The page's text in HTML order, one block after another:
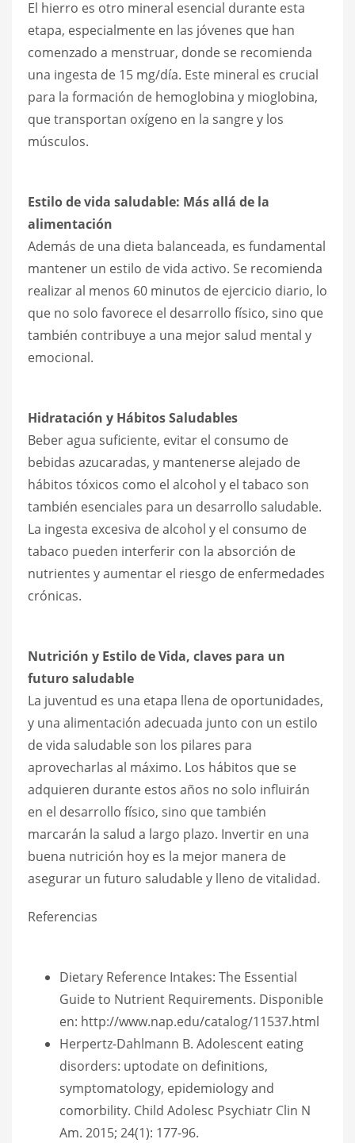
El hierro es otro mineral esencial durante esta
etapa, especialmente en las jóvenes que han
comenzado a menstruar, donde se recomienda
una ingesta de 15 mg/día. Este mineral es crucial
para la formación de hemoglobina y mioglobina,
que transportan oxígeno en la sangre y los
músculos.
Estilo de vida saludable: Más allá de la
alimentación
Además de una dieta balanceada, es fundamental
mantener un estilo de vida activo. Se recomienda
realizar al menos 60 minutos de ejercicio diario, lo
que no solo favorece el desarrollo físico, sino que
también contribuye a una mejor salud mental y
emocional.
Hidratación y Hábitos Saludables
Beber agua suficiente, evitar el consumo de
bebidas azucaradas, y mantenerse alejado de
hábitos tóxicos como el alcohol y el tabaco son
también esenciales para un desarrollo saludable.
La ingesta excesiva de alcohol y el consumo de
tabaco pueden interferir con la absorción de
nutrientes y aumentar el riesgo de enfermedades
crónicas.
Nutrición y Estilo de Vida, claves para un
futuro saludable
La juventud es una etapa llena de oportunidades,
y una alimentación adecuada junto con un estilo
de vida saludable son los pilares para
aprovecharlas al máximo. Los hábitos que se
adquieren durante estos años no solo influirán
en el desarrollo físico, sino que también
marcarán la salud a largo plazo. Invertir en una
buena nutrición hoy es la mejor manera de
asegurar un futuro saludable y lleno de vitalidad.
Referencias
Dietary Reference Intakes: The Essential
Guide to Nutrient Requirements. Disponible
en: http://www.nap.edu/catalog/11537.html
Herpertz-Dahlmann B. Adolescent eating
disorders: uptodate on definitions,
symptomatology, epidemiology and
comorbility. Child Adolesc Psychiatr Clin N
Am. 2015; 24(1): 177-96.